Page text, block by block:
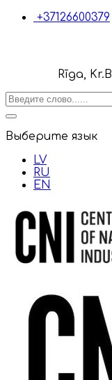
+37126600379
Rīga,
Выберите язык
LV
RU
EN